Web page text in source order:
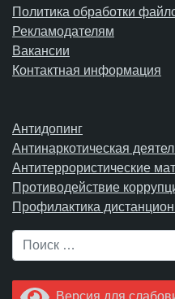
Политика обработки
Рекламодателям
Вакансии
Контактная информация
Антидопинг
Антинаркотическая
Антитеррористические
Противодействие
Профилактика
Поиск
Версия для